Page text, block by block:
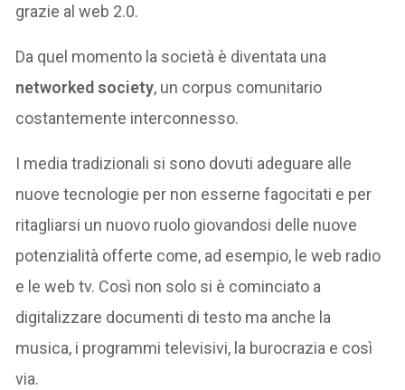
grazie al web 2.0.
Da quel momento la società è diventata una
networked society, un corpus comunitario
costantemente interconnesso.
I media tradizionali si sono dovuti adeguare alle
nuove tecnologie per non esserne fagocitati e per
ritagliarsi un nuovo ruolo giovandosi delle nuove
potenzialità offerte come, ad esempio, le web radio
e le web tv. Così non solo si è cominciato a
digitalizzare documenti di testo ma anche la
musica, i programmi televisivi, la burocrazia e così
via.